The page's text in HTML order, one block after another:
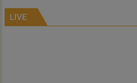
LIVE